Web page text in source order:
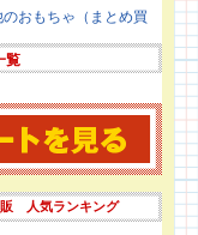
のおもちゃ（まとめ買
覧
販 人気ランキング